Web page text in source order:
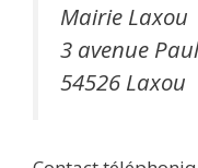
Mairie Laxou
3 avenue
54526 Laxou